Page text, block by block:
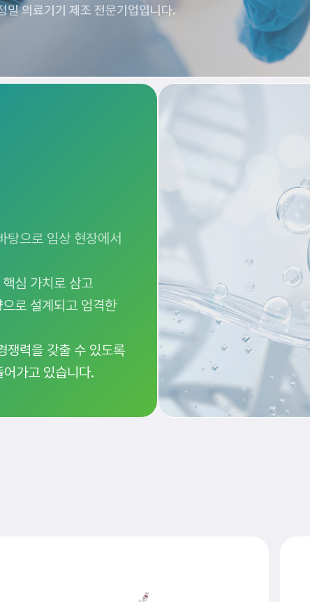
밀 의료기기 제조 전문기업입니다.
탕으로 임상 현장에서
심 가치로 삼고
로 설계되고 엄격한
쟁력을 갖출 수 있도록
가고 있습니다.